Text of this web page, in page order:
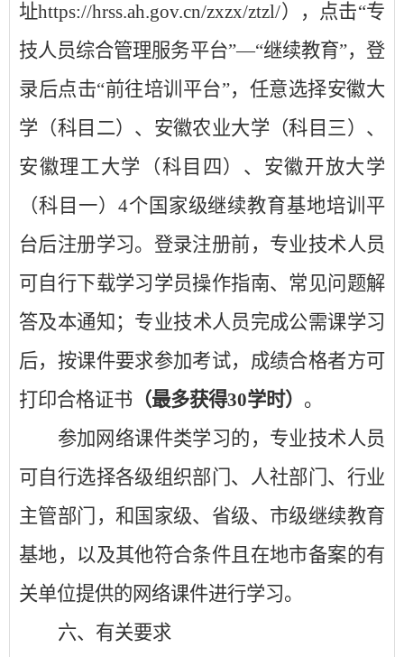
址https://hrss.ah.gov.cn/zxzx/ztzl/），点击“专
技人员综合管理服务平台”—“继续教育”，登
录后点击“前往培训平台”，任意选择安徽大
学（科目二）、安徽农业大学（科目三）、
安徽理工大学（科目四）、安徽开放大学
（科目一） 4个国家级继续教育基地培训平
台后注册学习。登录注册前，专业技术人员
可自行下载学习学员操作指南、常见问题解
答及本通知；专业技术人员完成公需课学习
后，按课件要求参加考试，成绩合格者方可
打印合格证书 （最多获得30学时） 。
参加网络课件类学习的，专业技术人员
可自行选择各级组织部门、人社部门、行业
主管部门，和国家级、省级、市级继续教育
基地，以及其他符合条件且在地市备案的有
关单位提供的网络课件进行学习。
六、有关要求